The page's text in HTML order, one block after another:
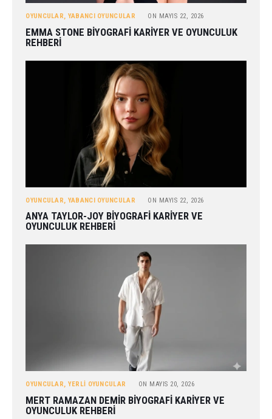
OYUNCULAR, YABANCI OYUNCULAR ON MAYIS 22, 2026
EMMA STONE BIYOGRAFI KARIYER VE OYUNCULUK
REHBERI
OYUNCULAR YABANCI OYUNCULAR ON MAYIS 22, 2026
ANYA TAYLOR-JOY BIYOGRAFI KARIYER VE
OYUNCULUK REHBERI
OYUNCULAR, YERLI OYUNCULAR ON MAYIS 20, 2026
MERT RAMAZAN DEMIR BIYOGRAFI KARIYER VE
OYUNCULUK REHBERI